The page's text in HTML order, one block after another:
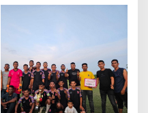
Piala Ketua KONI Aceh Akan